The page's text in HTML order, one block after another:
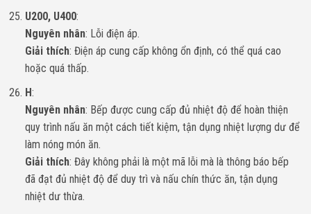
U200, U400:
Nguyên nhân: Lỗi điện áp.
Giải thích: Điện áp cung cấp không ổn định, có thể quá cao
hoặc quá thấp.
H:
Nguyên nhân: Bếp được cung cấp đủ nhiệt độ để hoàn thiện
quy trình nấu ăn một cách tiết kiệm, tận dụng nhiệt lượng dư để
làm nóng món ăn.
Giải thích: Đây không phải là một mã lỗi mà là thông báo bếp
đã đạt đủ nhiệt độ để duy trì và nấu chín thức ăn, tận dụng
nhiệt dư thừa.